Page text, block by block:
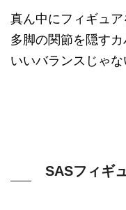
真ん中にフィギュア
多脚の関節を隠す
いいバランスじゃな
SASフィギ